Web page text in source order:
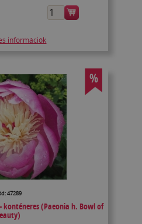
információk
%
47289
konténeres (Paeonia h. Bowl of